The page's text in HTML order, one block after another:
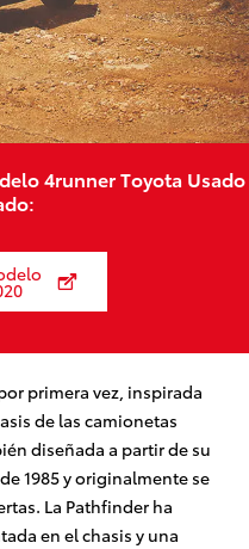
primera vez, inspirada
de las camionetas
diseñada a partir de su
1985 y originalmente se
La Pathfinder ha
en el chasis y una
4runner Toyota Usado